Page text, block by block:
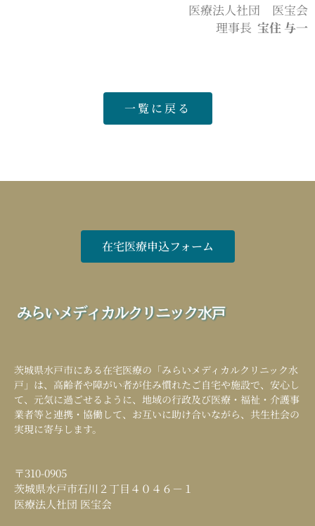
医療法人社団 医宝会
理事長 宝住 与一
一覧に戻る
在宅医療申込フォーム
茨城県水戸市にある在宅医療の「みらいメディカルクリニック水
戸 」は、高齢者や障がい者が住み慣れたご自宅や施設で、安心し
て、元気に過ごせるように、地域の行政及び医療・福祉・介護事
業者等と連携・協働して、お互いに助け合いながら、共生社会の
実現に寄与します。
〒310-0905
茨城県水戸市石川２丁目４０４６－１
医療法人社団 医宝会